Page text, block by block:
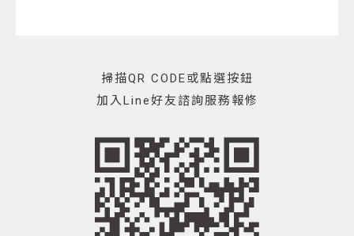
掃描QR CODE或點選按鈕
加入Line好友諮詢服務報修